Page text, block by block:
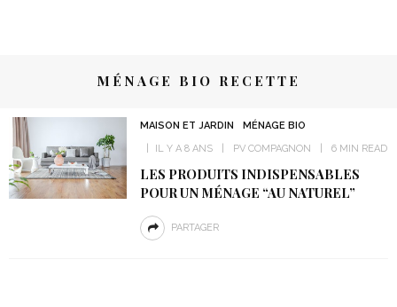
MÉNAGE BIO RECETTE
MAISON ET JARDIN
MÉNAGE BIO
IL Y A 8 ANS
PV COMPAGNON 6 MIN READ
LES PRODUITS INDISPENSABLES
POUR UN MÉNAGE “AU NATUREL”
PARTAGER